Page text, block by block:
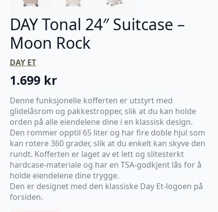
DAY Tonal 24″ Suitcase –
Moon Rock
DAY ET
1.699 kr
Denne funksjonelle kofferten er utstyrt med
glidelåsrom og pakkestropper, slik at du kan holde
orden på alle eiendelene dine i en klassisk design.
Den rommer opptil 65 liter og har fire doble hjul som
kan rotere 360 grader, slik at du enkelt kan skyve den
rundt. Kofferten er laget av et lett og slitesterkt
hardcase-materiale og har en TSA-godkjent lås for å
holde eiendelene dine trygge.
Den er designet med den klassiske Day Et-logoen på
forsiden.